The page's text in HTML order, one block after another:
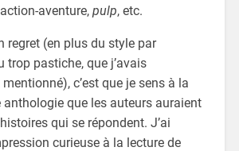
aventure, pulp, etc.
regret (en plus du style par
trop pastiche, que j’avais
c’est que je sens à la
anthologie que les auteurs auraient
qui se répondent. J’ai
curieuse à la lecture de